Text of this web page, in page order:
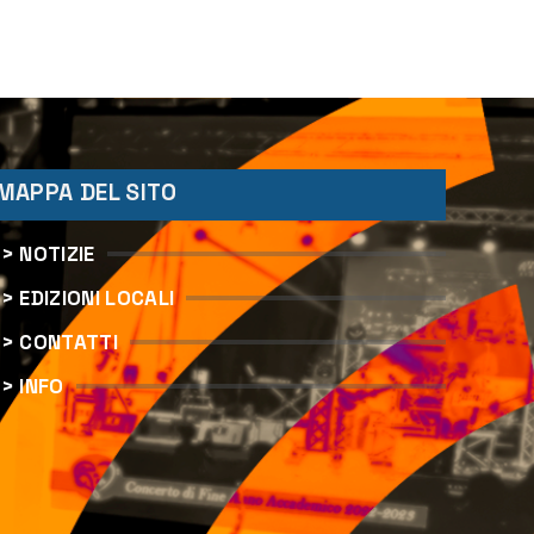
DEL SITO
> NOTIZIE
> EDIZIONI LOCALI
> CONTATTI
> INFO